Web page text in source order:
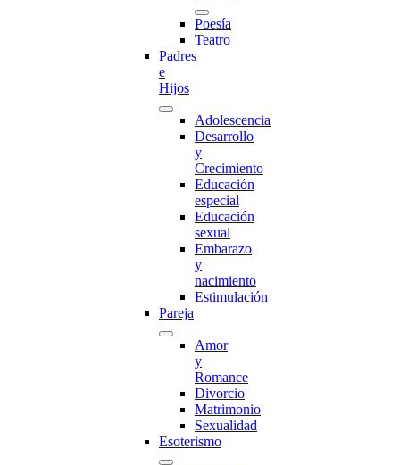
Poesía
Teatro
Padres
e
Hijos
Adolescencia
Desarrollo
y
Crecimiento
Educación
especial
Educación
sexual
Embarazo
y
nacimiento
Estimulación
Pareja
Amor
y
Romance
Divorcio
Matrimonio
Sexualidad
Esoterismo